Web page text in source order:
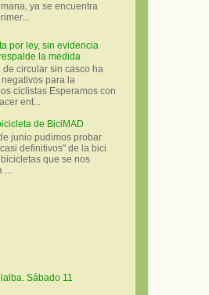
ya se encuentra
por ley, sin evidencia
la medida
de circular sin casco ha
para la
ciclistas Esperamos con
ent...
de BiciMAD
junio pudimos probar
definitivos" de la bici
que se nos
Sábado 11